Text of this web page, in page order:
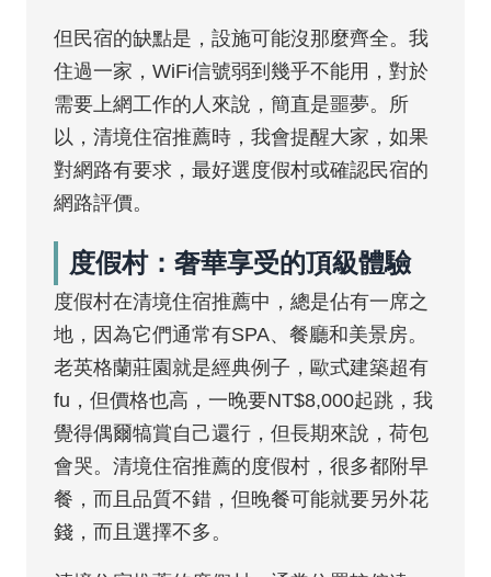
但民宿的缺點是，設施可能沒那麼齊全。我
住過一家，WiFi信號弱到幾乎不能用，對於
需要上網工作的人來說，簡直是噩夢。所
以，清境住宿推薦時，我會提醒大家，如果
對網路有要求，最好選度假村或確認民宿的
網路評價。
度假村：奢華享受的頂級體驗
度假村在清境住宿推薦中，總是佔有一席之
地，因為它們通常有SPA、餐廳和美景房。
老英格蘭莊園就是經典例子，歐式建築超有
fu，但價格也高，一晚要NT$8,000起跳，我
覺得偶爾犒賞自己還行，但長期來說，荷包
會哭。清境住宿推薦的度假村，很多都附早
餐，而且品質不錯，但晚餐可能就要另外花
錢，而且選擇不多。